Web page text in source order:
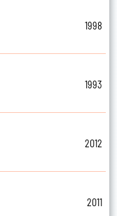
1998
1993
2012
2011